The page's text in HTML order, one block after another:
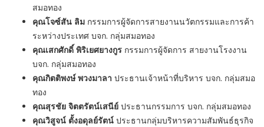
สมอทอง
คุณโจซ์สัน ลิม กรรมการผู้จัดการสายงานนวัตกรรมและการค้า
ระหว่างประเทศ บจก. กลุ่มสมอทอง
คุณเสกศักดิ์ พิริเยศยางกูร กรรมการผู้จัดการ สายงานโรงงาน
บจก. กลุ่มสมอทอง
คุณกิตติพงษ์ พวงมาลา ประธานเจ้าหน้าที่บริหาร บจก. กลุ่มสมอ
ทอง
คุณสุรชัย จิตตรัตน์เสนีย์ ประธานกรรมการ บจก. กลุ่มสมอทอง
คุณวิสูจน์ ตั้งอดุลย์รัตน์ ประธานกลุ่มบริหารความสัมพันธ์ธุรกิจ